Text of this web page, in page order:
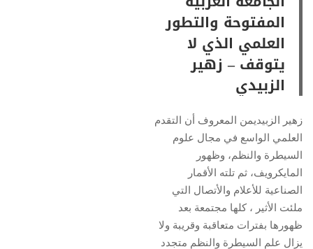
المفتوحة والتطور
العلمي الذي لا
يتوقف – زهير
الزبيدي
زهير الزبيديمن المعروف أن التقدم
العلمي الواسع في مجال علوم
السيطرة والنظم، وظهور
المايكرويف، ثم تلته الأقمار
الصناعية للأعلام والأتصال التي
ملئت الأثير ، كلها مجتمعة بعد
ظهورها بفترات متعاقبة وقريبة ولا
يزال علم السيطرة والنظم متجدد